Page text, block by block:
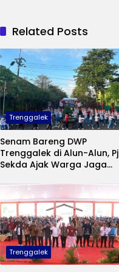
Related Posts
Trenggalek
Senam Bareng DWP
Trenggalek di Alun-Alun, Pj
Sekda Ajak Warga Jaga
Produk UMKM
Trenggalek